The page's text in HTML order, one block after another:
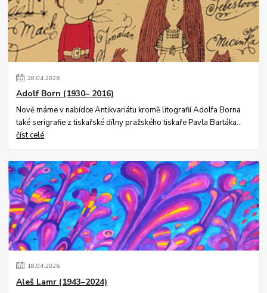
28.04.2026
Adolf Born (1930– 2016)
Nově máme v nabídce Antikvariátu kromě litografií Adolfa Borna
také serigrafie z tiskařské dílny pražského tiskaře Pavla Bartáka...
číst celé
18.04.2026
Aleš Lamr (1943–2024)